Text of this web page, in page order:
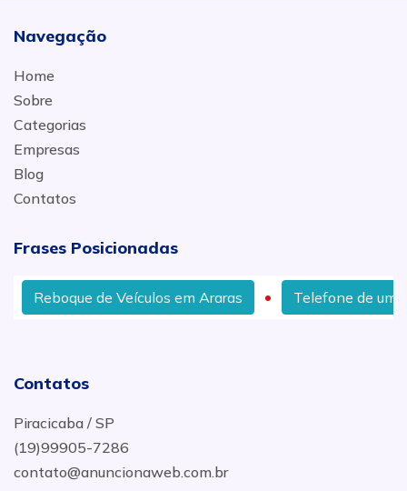
Navegação
Home
Sobre
Categorias
Empresas
Blog
Contatos
Frases Posicionadas
Reboque de Veículos em Araras Telefone de um
Contatos
Piracicaba / SP
(19)99905-7286
contato@anuncionaweb.com.br